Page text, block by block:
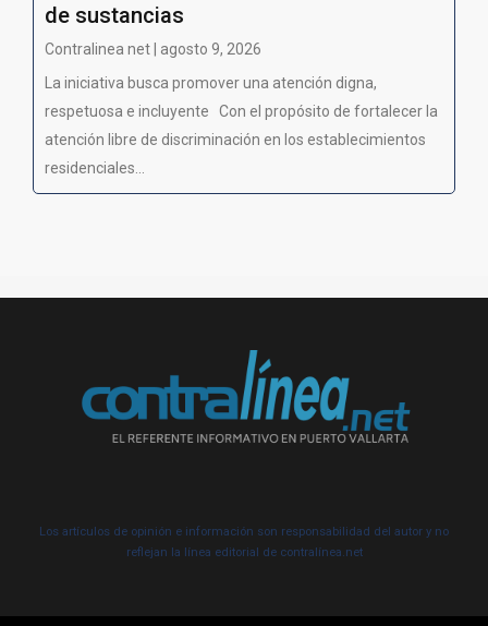
de sustancias
Contralinea net | agosto 9, 2026
La iniciativa busca promover una atención digna,
respetuosa e incluyente Con el propósito de fortalecer la
atención libre de discriminación en los establecimientos
residenciales...
Los artículos de opinión e información son responsabilidad del autor y no
reflejan la línea editorial de contralínea.net